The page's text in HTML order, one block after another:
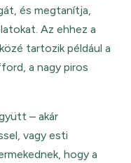
és megtanítja,
Az ehhez a
tartozik például a
a nagy piros
– akár
vagy esti
hogy a